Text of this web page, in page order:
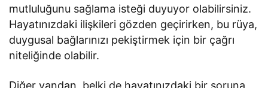
mutluluğunu sağlama isteği duyuyor olabilirsiniz.
Hayatınızdaki ilişkileri gözden geçirirken, bu rüya,
duygusal bağlarınızı pekiştirmek için bir çağrı
niteliğinde olabilir.
Diğer yandan, belki de hayatınızdaki bir soruna